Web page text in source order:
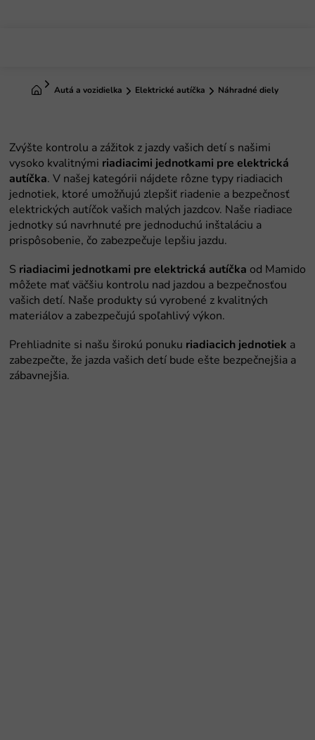
DomovAutá a vozidielka Elektrické autíčka Náhradné diely
riadiacimi jednotkami pre elektrická
autíčka
riadiacimi jednotkami pre elektrická autíčka
riadiacich jednotiek